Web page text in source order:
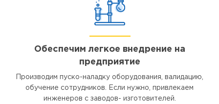
Обеспечим легкое внедрение на
предприятие
Производим пуско-наладку оборудования, валидацию,
обучение сотрудников. Если нужно, привлекаем
инженеров с заводов- изготовителей.